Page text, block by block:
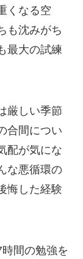
くなる空
も沈みがち
最大の試練
厳しい季節
合間につい
配が気にな
な悪循環の
悔した経験
間の勉強を